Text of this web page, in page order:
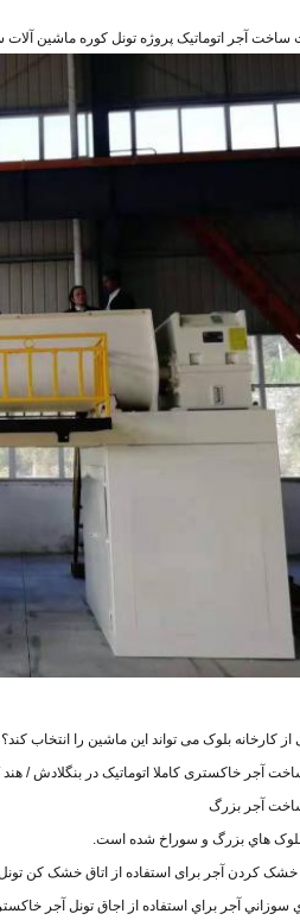
ساخت آجر اتوماتیک پروژه تونل کوره ماشین
کارخانه بلوک می تواند این ماشین را انتخاب کند؟